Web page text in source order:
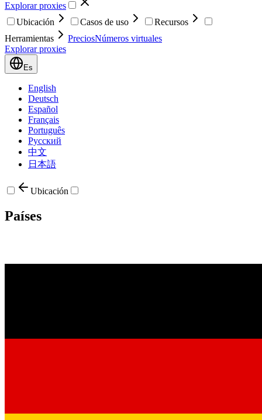
Explorar proxies
Ubicación
Casos de uso
Recursos
Herramientas
PreciosNúmeros virtuales
Explorar proxies
Es
English
Deutsch
Español
Français
Português
Русский
中文
日本語
Ubicación
Países